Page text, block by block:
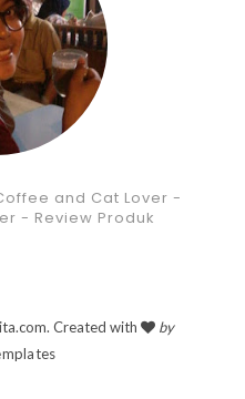
and Cat Lover -
- Review Produk
Created with
by